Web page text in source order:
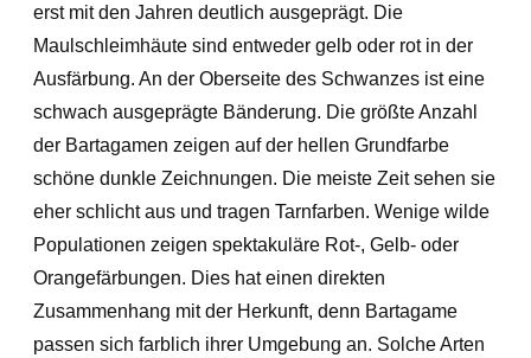
erst mit den Jahren deutlich ausgeprägt. Die
Maulschleimhäute sind entweder gelb oder rot in der
Ausfärbung. An der Oberseite des Schwanzes ist eine
schwach ausgeprägte Bänderung. Die größte Anzahl
der Bartagamen zeigen auf der hellen Grundfarbe
schöne dunkle Zeichnungen. Die meiste Zeit sehen sie
eher schlicht aus und tragen Tarnfarben. Wenige wilde
Populationen zeigen spektakuläre Rot-, Gelb- oder
Orangefärbungen. Dies hat einen direkten
Zusammenhang mit der Herkunft, denn Bartagame
passen sich farblich ihrer Umgebung an. Solche Arten